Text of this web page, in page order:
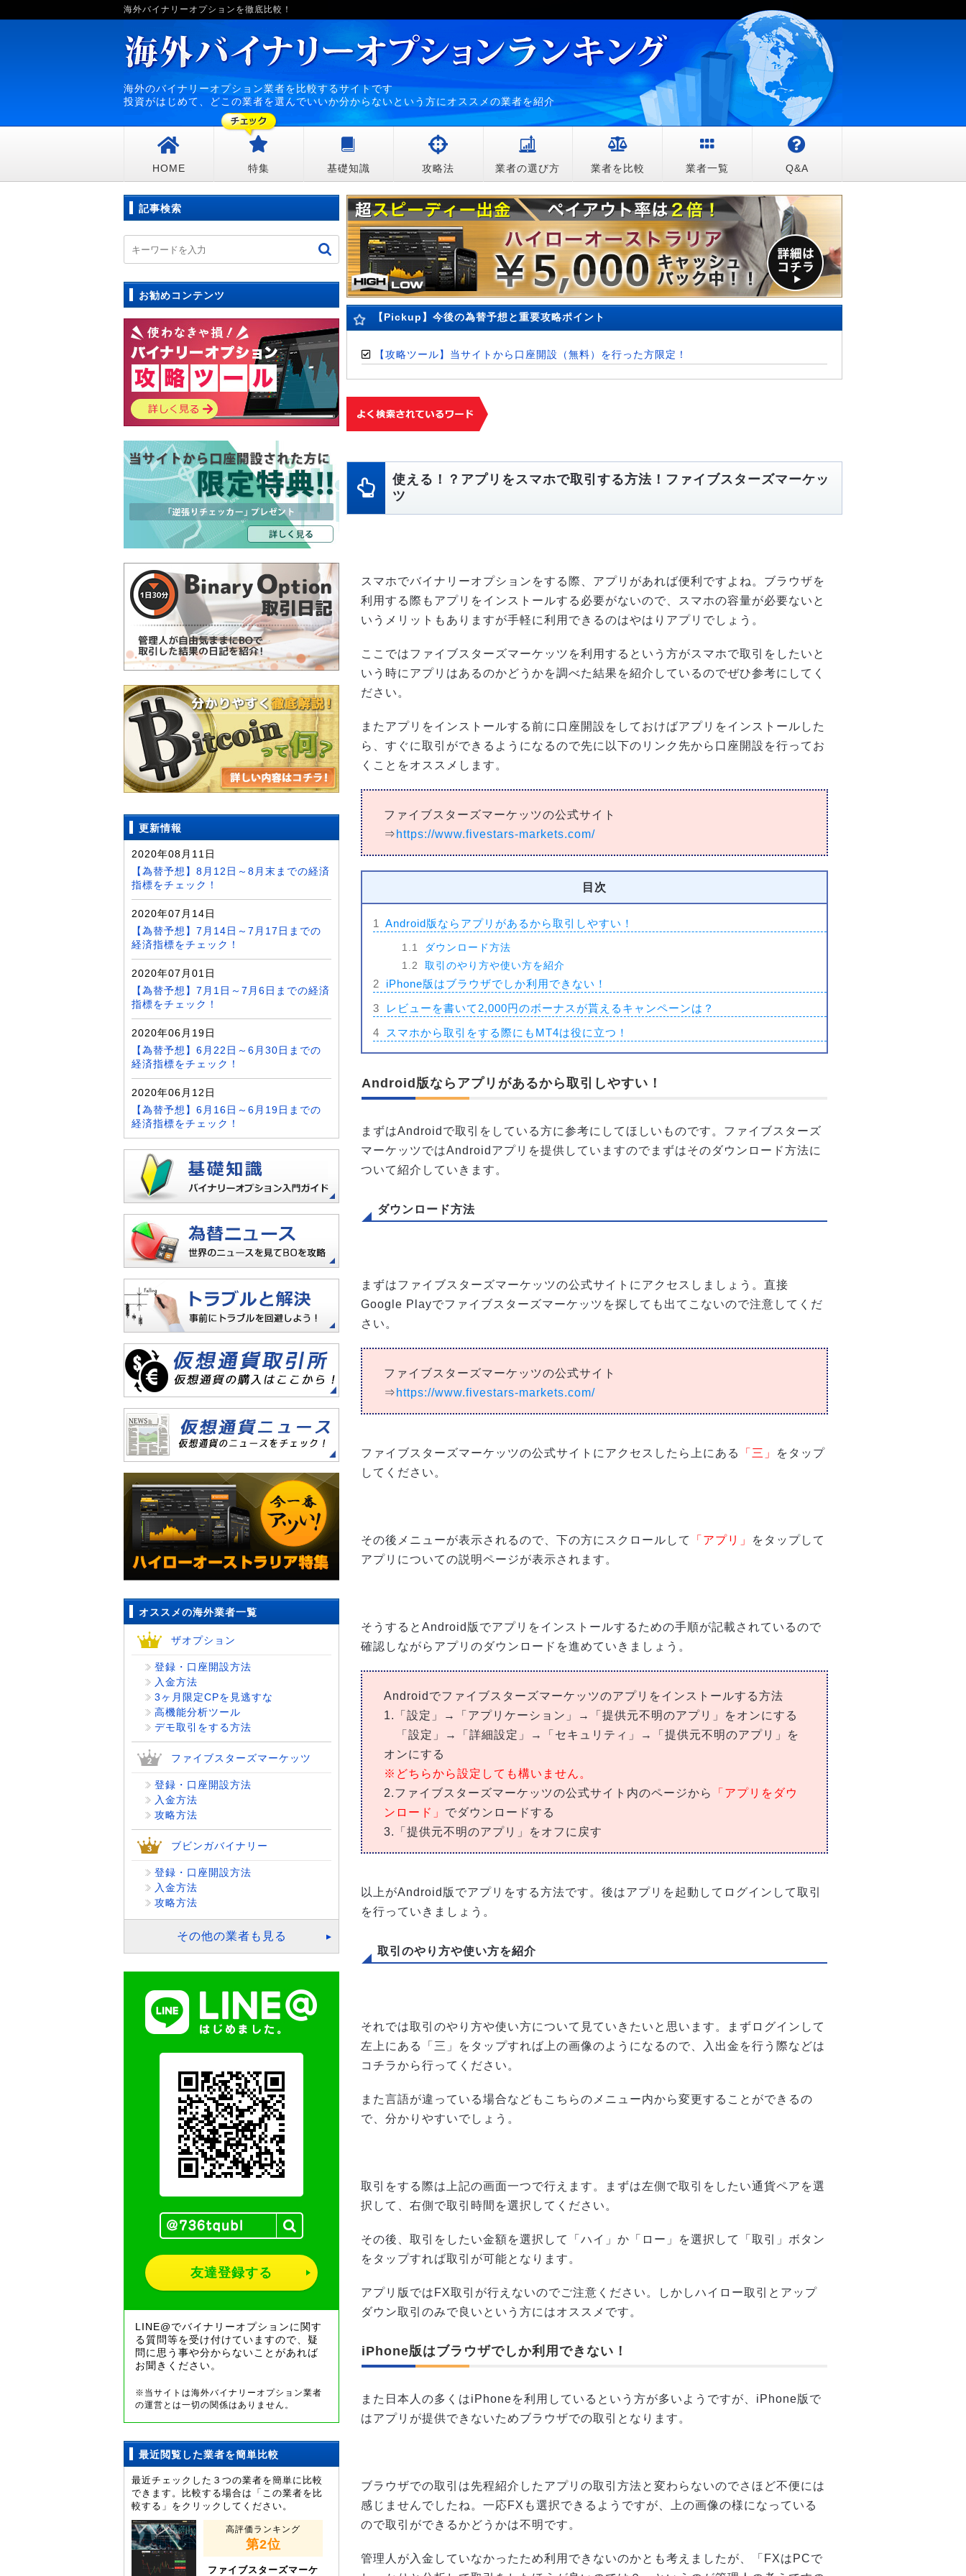
海外バイナリーオプションを徹底比較！
海外のバイナリーオプション業者を比較するサイトです
投資がはじめて、どこの業者を選んでいいか分からないという方にオススメの業者を紹介
HOME 特集 基礎知識 攻略法 業者の選び方 業者を比較 業者一覧 Q&A
【Pickup】今後の為替予想と重要攻略ポイント
【攻略ツール】当サイトから口座開設（無料）を行った方限定！
使える！？アプリをスマホで取引する方法！ファイブスターズマーケッ
ツ
スマホでバイナリーオプションをする際、アプリがあれば便利ですよね。ブラウザを
利用する際もアプリをインストールする必要がないので、スマホの容量が必要ないと
いうメリットもありますが手軽に利用できるのはやはりアプリでしょう。
ここではファイブスターズマーケッツを利用するという方がスマホで取引をしたいと
いう時にアプリはあるのかどうかを調べた結果を紹介しているのでぜひ参考にしてく
ださい。
またアプリをインストールする前に口座開設をしておけばアプリをインストールした
ら、すぐに取引ができるようになるので先に以下のリンク先から口座開設を行ってお
くことをオススメします。
ファイブスターズマーケッツの公式サイト
⇒ https://www.fivestars-markets.com/
目次
1 Android版ならアプリがあるから取引しやすい！
1.1
ダウンロード方法
1.2
取引のやり方や使い方を紹介
2
iPhone版はブラウザでしか利用できない！
3
レビューを書いて2,000円のボーナスが貰えるキャンペーンは？
4
スマホから取引をする際にもMT4は役に立つ！
Android版ならアプリがあるから取引しやすい！
まずはAndroidで取引をしている方に参考にしてほしいものです。ファイブスターズ
マーケッツではAndroidアプリを提供していますのでまずはそのダウンロード方法に
ついて紹介していきます。
ダウンロード方法
まずはファイブスターズマーケッツの公式サイトにアクセスしましょう。直接
Google Playでファイブスターズマーケッツを探しても出てこないので注意してくだ
さい。
ファイブスターズマーケッツの公式サイト
⇒ https://www.fivestars-markets.com/
ファイブスターズマーケッツの公式サイトにアクセスしたら上にある 「三」
をタップ
してください。
その後メニューが表示されるので、下の方にスクロールして 「アプリ」
をタップして
アプリについての説明ページが表示されます。
そうするとAndroid版でアプリをインストールするための手順が記載されているので
確認しながらアプリのダウンロードを進めていきましょう。
Androidでファイブスターズマーケッツのアプリをインストールする方法
1.「設定」→「アプリケーション」→「提供元不明のアプリ」をオンにする
「設定」→「詳細設定」→「セキュリティ」→「提供元不明のアプリ」を
オンにする
※どちらから設定しても構いません。
2.ファイブスターズマーケッツの公式サイト内のページから
「アプリをダウ
ンロード」 でダウンロードする
3.「提供元不明のアプリ」をオフに戻す
以上がAndroid版でアプリをする方法です。後はアプリを起動してログインして取引
を行っていきましょう。
取引のやり方や使い方を紹介
それでは取引のやり方や使い方について見ていきたいと思います。まずログインして
左上にある「三」をタップすれば上の画像のようになるので、入出金を行う際などは
コチラから行ってください。
また言語が違っている場合などもこちらのメニュー内から変更することができるの
で、分かりやすいでしょう。
取引をする際は上記の画面一つで行えます。まずは左側で取引をしたい通貨ペアを選
択して、右側で取引時間を選択してください。
その後、取引をしたい金額を選択して「ハイ」か「ロー」を選択して「取引」ボタン
をタップすれば取引が可能となります。
アプリ版ではFX取引が行えないのでご注意ください。しかしハイロー取引とアップ
ダウン取引のみで良いという方にはオススメです。
iPhone版はブラウザでしか利用できない！
また日本人の多くはiPhoneを利用しているという方が多いようですが、iPhone版で
はアプリが提供できないためブラウザでの取引となります。
ブラウザでの取引は先程紹介したアプリの取引方法と変わらないのでさほど不便には
感じませんでしたね。一応FXも選択できるようですが、上の画像の様になっている
ので取引ができるかどうかは不明です。
管理人が入金していなかったため利用できないのかとも考えましたが、「FXはPCで
記事検索
お勧めコンテンツ
更新情報
2020年08月11日
【為替予想】8月12日～8月末までの経済
指標をチェック！
2020年07月14日
【為替予想】7月14日～7月17日までの
経済指標をチェック！
2020年07月01日
【為替予想】7月1日～7月6日までの経済
指標をチェック！
2020年06月19日
【為替予想】6月22日～6月30日までの
経済指標をチェック！
2020年06月12日
【為替予想】6月16日～6月19日までの
経済指標をチェック！
オススメの海外業者一覧
ザオプション
登録・口座開設方法
入金方法
3ヶ月限定CPを見逃すな
高機能分析ツール
デモ取引をする方法
ファイブスターズマーケッツ
登録・口座開設方法
入金方法
攻略方法
ブビンガバイナリー
登録・口座開設方法
入金方法
攻略方法
その他の業者も見る
友達登録する
LINE@でバイナリーオプションに関す
る質問等を受け付けていますので、疑
問に思う事や分からないことがあれば
お聞きください。
※当サイトは海外バイナリーオプション業者
の運営とは一切の関係はありません。
最近閲覧した業者を簡単比較
最近チェックした３つの業者を簡単に比較
できます。比較する場合は「この業者を比
較する」をクリックしてください。
高評価ランキング
第2位
ファイブスターズマーケ